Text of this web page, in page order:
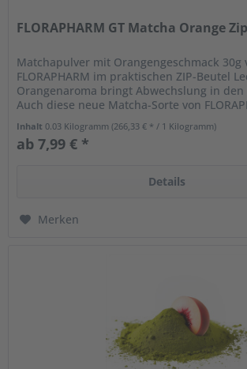
FLORAPHARM GT Matcha Orange
Matchapulver mit Orangengeschmack 30g
FLORAPHARM im praktischen ZIP-Beutel
Orangenaroma bringt Abwechslung in den
Auch diese neue Matcha-Sorte von
Inhalt 0.03 Kilogramm(266,33 € * / 1 Kilogramm)
ab 7,99 € *
Details
Merken